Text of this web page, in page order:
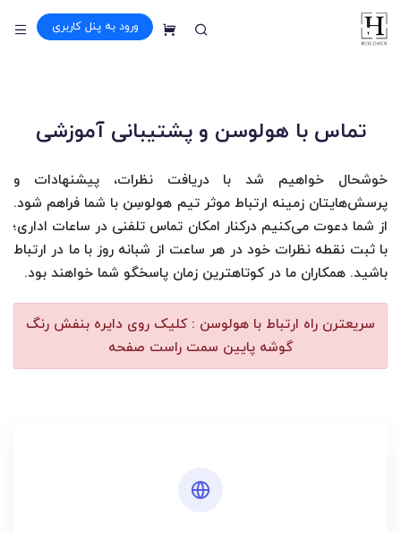
سبد خرید
ورود به پنل کاربری
تماس با هولوسن و پشتیبانی آموزشی
خوشحال خواهیم شد با دریافت نظرات، پیشنهادات و
پرسش‌هایتان زمینه ارتباط موثر تیم هولوسِن با شما فراهم شود.
از شما دعوت می‌کنیم درکنار امکان تماس تلفنی در ساعات اداری؛
با ثبت نقطه نظرات خود در هر ساعت از شبانه روز با ما در ارتباط
باشید. همکاران ما در کوتاهترین زمان پاسخگو شما خواهند بود.
سریعترن راه ارتباط با هولوسن : کلیک روی دایره بنفش رنگ
گوشه پایین سمت راست صفحه